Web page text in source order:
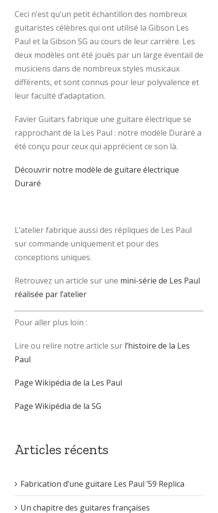
Ceci n’est qu’un petit échantillon des nombreux
guitaristes célèbres qui ont utilisé la Gibson Les
Paul et la Gibson SG au cours de leur carrière. Les
deux modèles ont été joués par un large éventail de
musiciens dans de nombreux styles musicaux
différents, et sont connus pour leur polyvalence et
leur faculté d’adaptation.
Favier Guitars fabrique une guitare électrique se
rapprochant de la Les Paul : notre modèle Duraré a
été conçu pour ceux qui apprécient ce son là.
Découvrir notre modèle de guitare électrique
Duraré
L’atelier fabrique aussi des répliques de Les Paul
sur commande uniquement et pour des
conceptions uniques.
Retrouvez un article sur une mini-série de Les Paul
réalisée par l’atelier
Pour aller plus loin :
Lire ou relire notre article sur l’histoire de la Les
Paul
Page Wikipédia de la Les Paul
Page Wikipédia de la SG
Articles récents
Fabrication d’une guitare Les Paul ’59 Replica
Un chapitre des guitares françaises